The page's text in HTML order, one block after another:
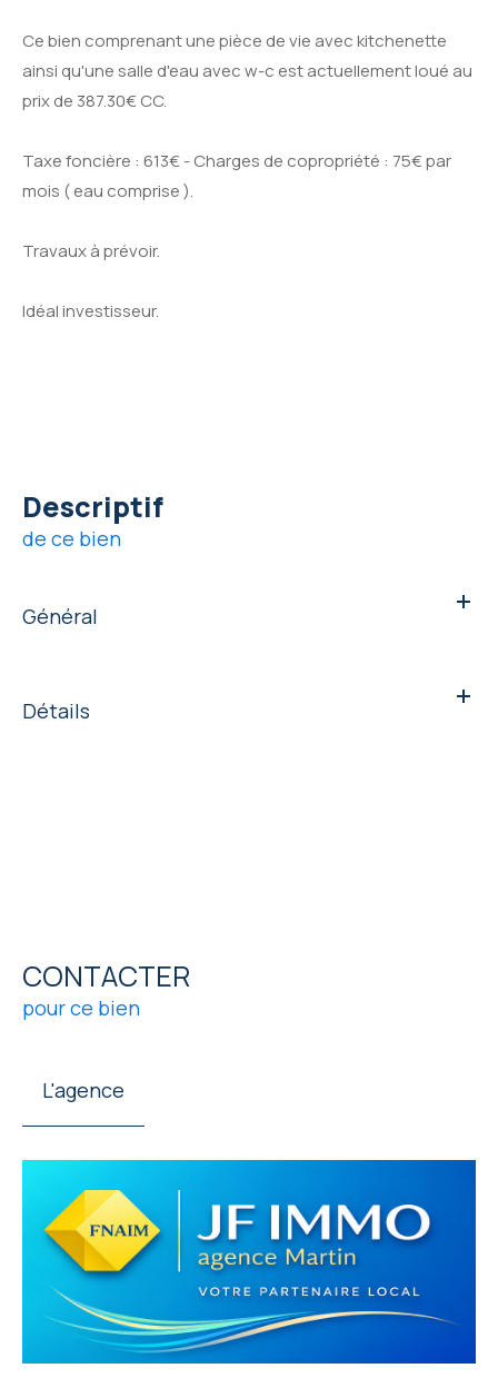
Ce bien comprenant une pièce de vie avec kitchenette
ainsi qu'une salle d'eau avec w-c est actuellement loué au
prix de 387.30€ CC.
Taxe foncière : 613€ - Charges de copropriété : 75€ par
mois ( eau comprise ).
Travaux à prévoir.
Idéal investisseur.
descriptif
de ce bien
Général
Détails
CONTACTER
pour ce bien
L'agence